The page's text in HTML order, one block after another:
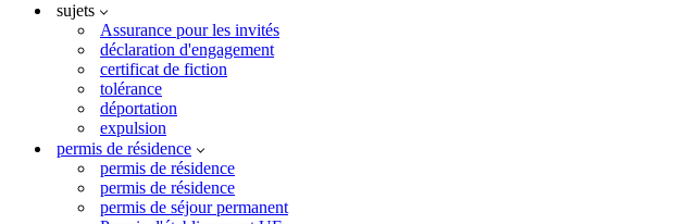
sujets
Assurance pour les invités
déclaration d'engagement
certificat de fiction
tolérance
déportation
expulsion
permis de résidence
permis de résidence
permis de résidence
permis de séjour permanent